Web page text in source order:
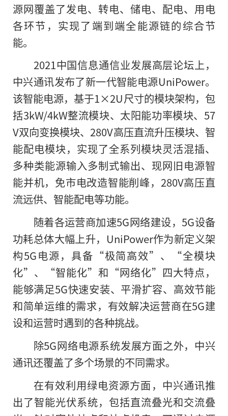
源网覆盖了发电、转电、储电、配电、用电
各环节，实现了端到端全能源链的综合节
能。
2021中国信息通信业发展高层论坛上，
中兴通讯发布了新一代智能电源UniPower。
该智能电源，基于1×2U尺寸的模块架构，包
括3kW/4kW整流模块、太阳能功率模块、57
V双向变换模块、280V高压直流升压模块、智
能配电模块，实现了全系列模块灵活混插、
多种类能源输入多制式输出、现网旧电源智
能并机，免市电改造智能削峰，280V高压直
流远供、智能配电等功能。
随着各运营商加速5G网络建设，5G设备
功耗总体大幅上升，UniPower作为新定义架
构5G电源，具备“极简高效”、“全模块
化”、“智能化”和“网络化”四大特点，
能够满足5G快速安装、平滑扩容、高效节能
和简单运维的需求，有效解决运营商在5G建
设和运营时遇到的各种挑战。
除5G网络电源系统发展方面之外，中兴
通讯还覆盖了多个场景的不同需求。
在有效利用绿电资源方面，中兴通讯推
出了智能光伏系统，包括直流叠光和交流叠